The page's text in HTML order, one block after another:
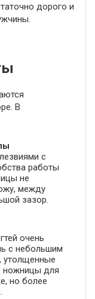
дорого и
В
с
работы
не
между
зазор.
очень
с небольшим
утолщенные
ножницы для
но более